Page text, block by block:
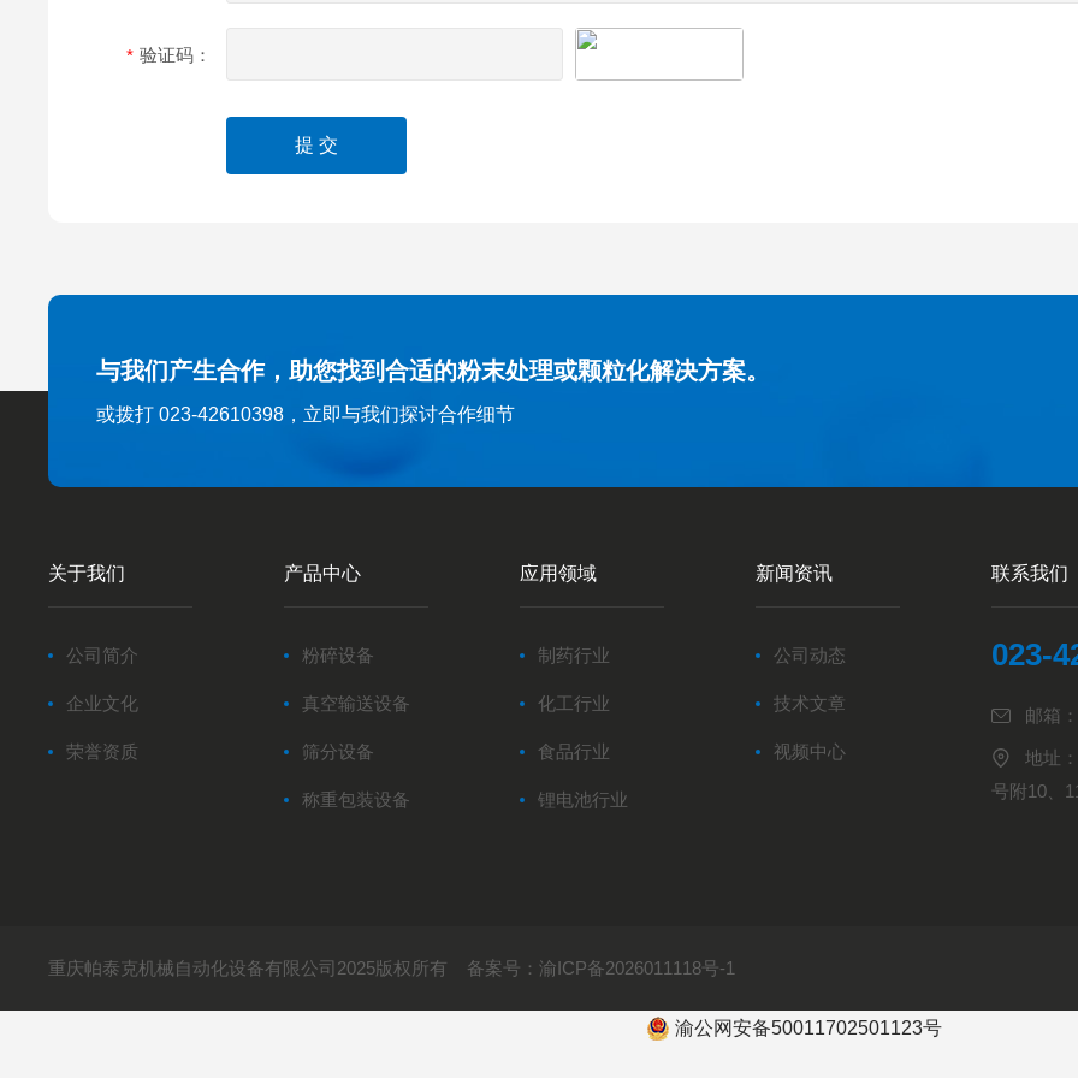
验证码：
与我们产生合作，助您找到合适的粉末处理或颗粒化解决方案。
或拨打 023-42610398，立即与我们探讨合作细节
关于我们
公司简介
企业文化
荣誉资质
产品中心
粉碎设备
真空输送设备
筛分设备
称重包装设备
应用领域
制药行业
化工行业
食品行业
锂电池行业
新闻资讯
公司动态
技术文章
视频中心
联系我们
023-
邮箱
地址
号附10、
重庆帕泰克机械自动化设备有限公司2025版权所有 备案号： 渝ICP备2026011118号-1
渝公网安备50011702501123号